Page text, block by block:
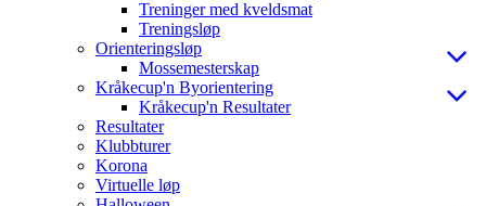
Treninger med kveldsmat
Treningsløp
Orienteringsløp
Mossemesterskap
Kråkecup'n Byorientering
Kråkecup'n Resultater
Resultater
Klubbturer
Korona
Virtuelle løp